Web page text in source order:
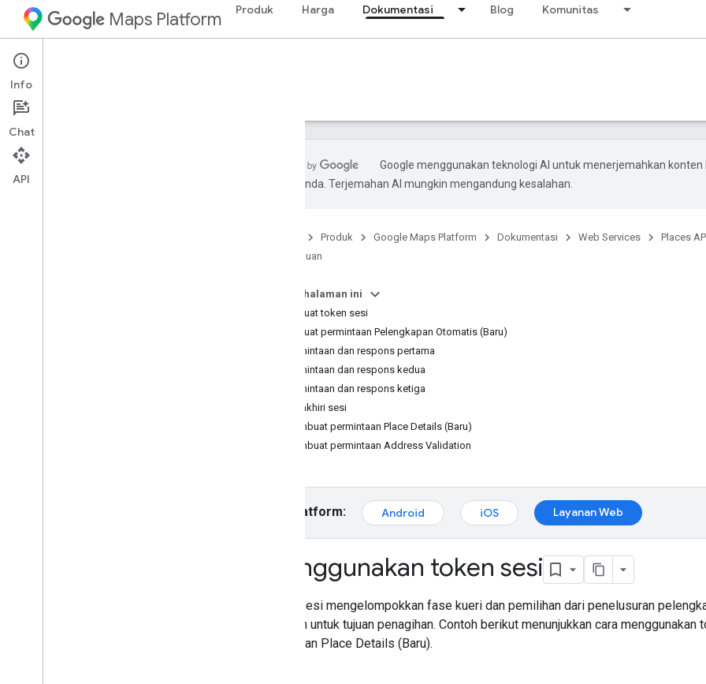
Maps Platform Produk Harga Dokumentasi Blog Komunitas
Web Services
Panduan
Google menggunakan teknologi AI untuk menerjemahkan konten
pilihan Anda. Terjemahan AI mungkin mengandung kesalahan.
Produk Google Maps Platform Dokumentasi Web Services
Places
Panduan
Pada halaman ini
Membuat token sesi
Membuat permintaan Pelengkapan Otomatis (Baru)
Permintaan dan respons pertama
Permintaan dan respons kedua
Permintaan dan respons ketiga
Mengakhiri sesi
Membuat permintaan Place Details (Baru)
Membuat permintaan Address Validation
Pilih platform: Android iOS Layanan Web
Menggunakan token sesi
Token sesi mengelompokkan fase kueri dan pemilihan dari penelusuran
terpisah untuk tujuan penagihan. Contoh berikut menunjukkan cara
(Baru) dan Place Details (Baru).
Info
Chat
API